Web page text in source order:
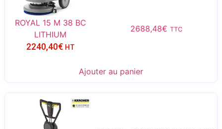
ROYAL 15 M 38 BC
LITHIUM
2688,48€ TTC
2240,40€ HT
Ajouter au panier